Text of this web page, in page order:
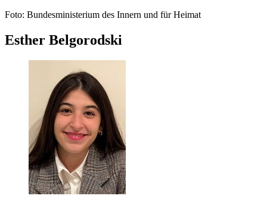
Foto: Bundesministerium des Innern und für Heimat
Esther Belgorodski